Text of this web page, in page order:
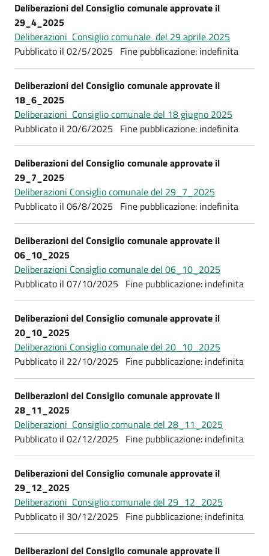
Deliberazioni del Consiglio comunale approvate il
29_4_2025
Deliberazioni Consiglio comunale del 29 aprile 2025
Pubblicato il 02/5/2025 Fine pubblicazione: indefinita
Deliberazioni del Consiglio comunale approvate il
18_6_2025
Deliberazioni Consiglio comunale del 18 giugno 2025
Pubblicato il 20/6/2025 Fine pubblicazione: indefinita
Deliberazioni del Consiglio comunale approvate il
29_7_2025
Deliberazioni Consiglio comunale del 29_7_2025
Pubblicato il 06/8/2025 Fine pubblicazione: indefinita
Deliberazioni del Consiglio comunale approvate il
06_10_2025
Deliberazioni Consiglio comunale del 06_10_2025
Pubblicato il 07/10/2025 Fine pubblicazione: indefinita
Deliberazioni del Consiglio comunale approvate il
20_10_2025
Deliberazioni Consiglio comunale del 20_10_2025
Pubblicato il 22/10/2025 Fine pubblicazione: indefinita
Deliberazioni del Consiglio comunale approvate il
28_11_2025
Deliberazioni Consiglio comunale del 28_11_2025
Pubblicato il 02/12/2025 Fine pubblicazione: indefinita
Deliberazioni del Consiglio comunale approvate il
29_12_2025
Deliberazioni Consiglio comunale del 29_12_2025
Pubblicato il 30/12/2025 Fine pubblicazione: indefinita
Deliberazioni del Consiglio comunale approvate il